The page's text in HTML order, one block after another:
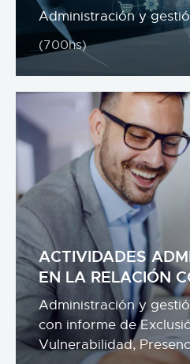
Administración y
(700hs)
ACTIVIDADES
EN LA RELACIÓN
Administración y
con informe de
Vulnerabilidad,